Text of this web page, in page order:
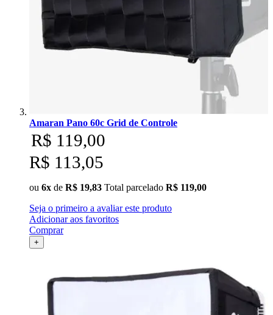
Amaran Pano 60c Grid de Controle
R$ 119,00
R$ 113,05
ou 6x de R$ 19,83 Total parcelado R$ 119,00
Seja o primeiro a avaliar este produto
Adicionar aos favoritos
Comprar
+